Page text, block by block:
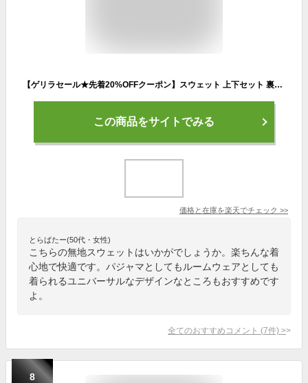
【ゲリラセール★先着20%OFFクーポン】スウェット 上下セット 裏起毛 暖かい 裏起毛スウェット セットアップ パジャマ ぱじゃま あったか 上下 メンズ レディース ルームウェア 乾きやすい 無地 セット 部屋着 冬 無地スウェット S～4L 男女兼用 大きいサイズ
この商品をサイトでみる
価格と在庫を楽天でチェック >>
とらばたー(50代・女性)
こちらの無地スウェットはいかがでしょうか。楽ちんな着
心地で快適です。パジャマとしてもルームウェアとしても
着られるユニバーサルなデザインなところもおすすめです
よ。
全てのおすすめコメント (7件) >
8